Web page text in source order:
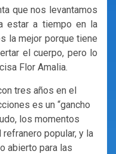
que nos levantamos
estar a tiempo en la
la mejor porque tiene
el cuerpo, pero lo
Flor Amalia.
tres años en el
es un “gancho
los momentos
popular, y la
abierto para las